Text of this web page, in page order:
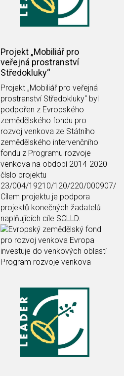
Projekt „Mobiliář pro
veřejná prostranství
Středokluky“
Projekt „Mobiliář pro veřejná
prostranství Středokluky“ byl
podpořen z Evropského
zemědělského fondu pro
rozvoj venkova ze Státního
zemědělského intervenčního
fondu z Programu rozvoje
venkova na období 2014-2020
číslo projektu
23/004/19210/120/220/000907/
Cílem projektu je podpora
projektů konečných žadatelů
naplňujících cíle SCLLD.